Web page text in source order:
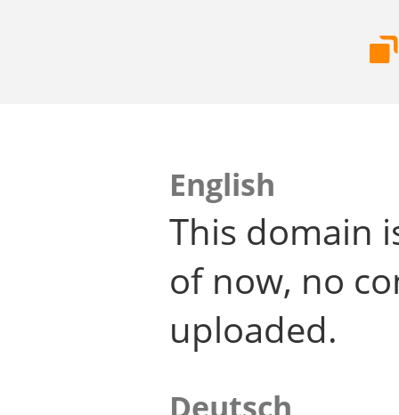
English
This domain
of now, no
uploaded.